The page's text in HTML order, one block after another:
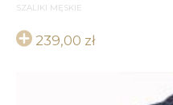
SZALIKI MĘSKIE
239,00 zł